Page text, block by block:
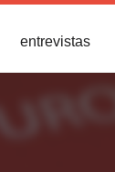
entrevistas